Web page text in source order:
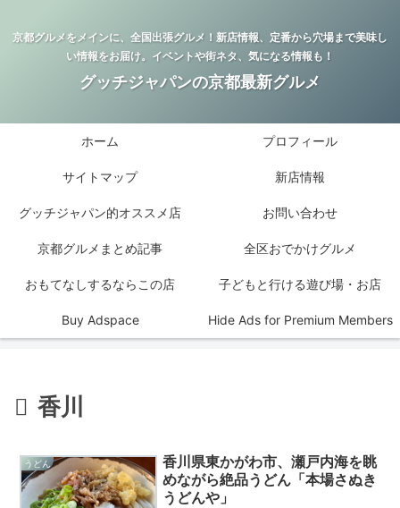
京都グルメをメインに、全国出張グルメ！新店情報、定番から穴場まで美味し
い情報をお届け。イベントや街ネタ、気になる情報も！
グッチジャパンの京都最新グルメ
ホーム プロフィール
サイトマップ 新店情報
グッチジャパン的オススメ店 お問い合わせ
京都グルメまとめ記事 全区おでかけグルメ
おもてなしするならこの店 子どもと行ける遊び場・お店
Buy Adspace Hide Ads for Premium Members
香川
うどん
香川県東かがわ市、瀬戸内海を眺
めながら絶品うどん「本場さぬき
うどんや」